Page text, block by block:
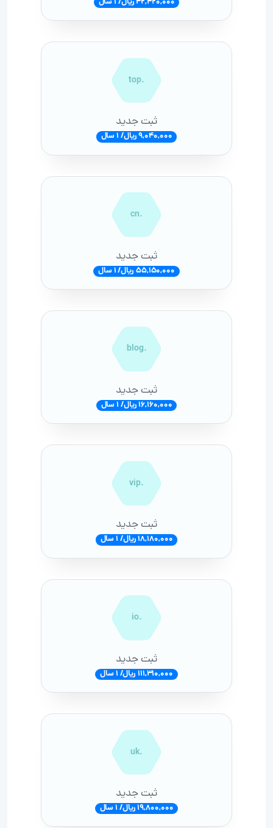
.top
ثبت جدید
9,040,000 ریال/ 1 سال
.cn
ثبت جدید
55,150,000 ریال/ 1 سال
.blog
ثبت جدید
16,160,000 ریال/ 1 سال
.vip
ثبت جدید
18,180,000 ریال/ 1 سال
.io
ثبت جدید
111,310,000 ریال/ 1 سال
.uk
ثبت جدید
19,800,000 ریال/ 1 سال